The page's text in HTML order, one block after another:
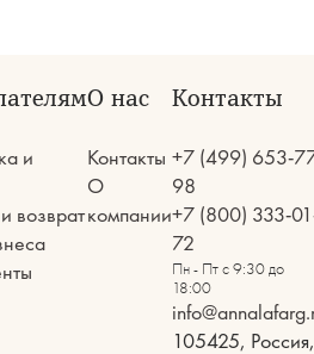
и
возврат
О нас
Контакты
О
компании
Контакты
+7 (499) 653-
98
+7 (800) 333-
72
Пн - Пт с 9:30 до
18:00
105425, Россия,